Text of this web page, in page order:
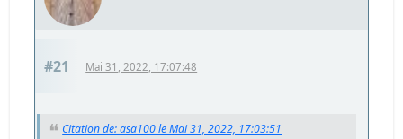
#21 Mai 31, 2022, 17:07:48
Citation de: asa100 le Mai 31, 2022, 17:03:51